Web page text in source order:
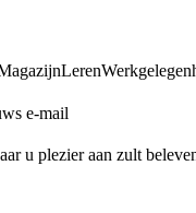
Leren
e-mail
u plezier aan zult